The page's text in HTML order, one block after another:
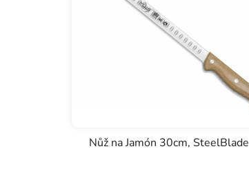
Nůž na Jamón 30cm, SteelBlade